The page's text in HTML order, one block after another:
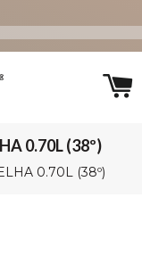
0.70L (38º)
0.70L (38º)